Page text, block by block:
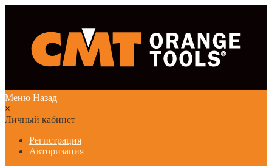
Меню Назад
×
Личный кабинет
Регистрация
Авторизация